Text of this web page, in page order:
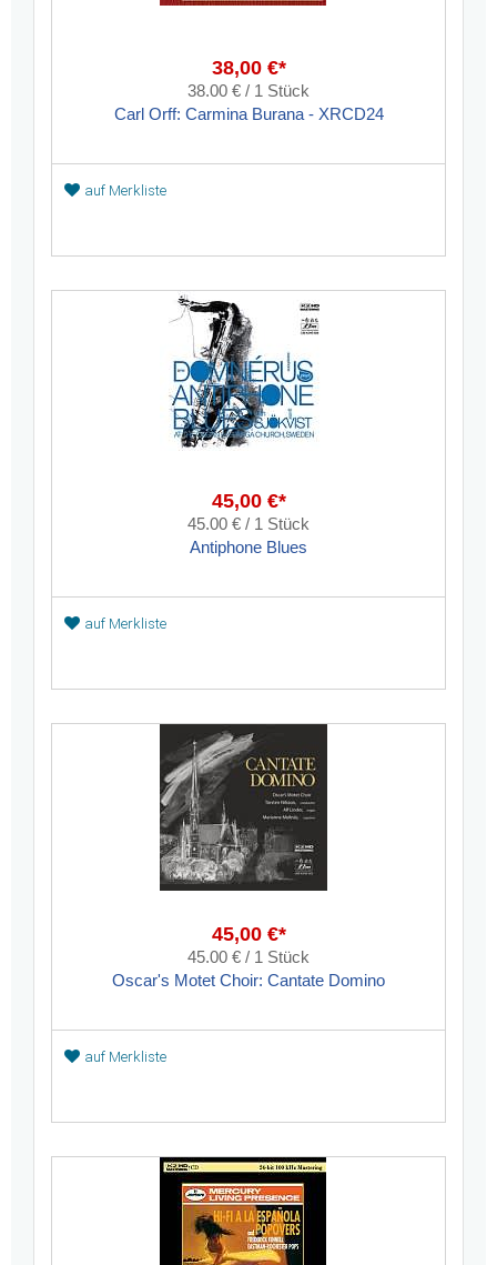
38,00 €*
38.00 € / 1 Stück
Carl Orff: Carmina Burana - XRCD24
auf Merkliste
45,00 €*
45.00 € / 1 Stück
Antiphone Blues
auf Merkliste
45,00 €*
45.00 € / 1 Stück
Oscar's Motet Choir: Cantate Domino
auf Merkliste